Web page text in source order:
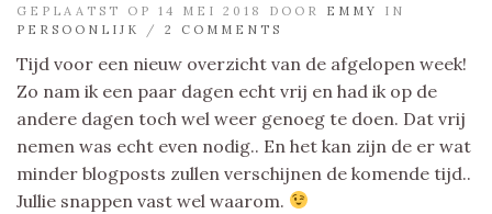
GEPLAATST OP 14 MEI 2018 DOOR EMMY
IN
PERSOONLIJK
/ 2 COMMENTS
Tijd voor een nieuw overzicht van de afgelopen week!
Zo nam ik een paar dagen echt vrij en had ik op de
andere dagen toch wel weer genoeg te doen. Dat vrij
nemen was echt even nodig.. En het kan zijn de er wat
minder blogposts zullen verschijnen de komende tijd..
Jullie snappen vast wel waarom.